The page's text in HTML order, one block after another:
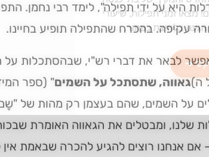
היא על ידי תפילה", לימד רבי נחמן.
עקיפה. בהכרח שהתפילה תופיע בחיינו.
לבאר את דברי רש"י, שבהסתכלות על
ה)גאווה, שתסתכל על השמים" (ספר
על השמים, שהם בעצמן רק מהות של "שָם"
שלנו, ומבטלים את הגאווה האומרת
אם אנחנו רוצים להגיע להכרה שבאמת אין
זמני תפילות, שיעורי
הגעה בלחיצת כפתור.
➔